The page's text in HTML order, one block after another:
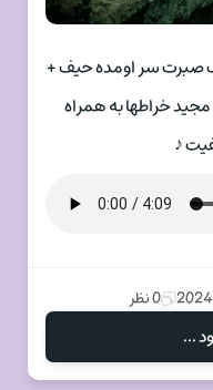
صبرت سر اومده حیف +
خراطها به همراه
♪
0 نظر
...